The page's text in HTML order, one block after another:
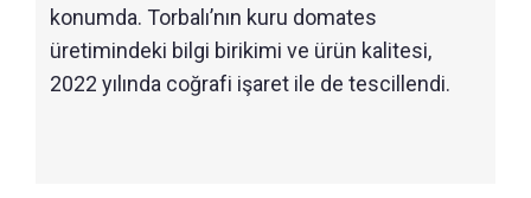
konumda. Torbalı’nın kuru domates
üretimindeki bilgi birikimi ve ürün kalitesi,
2022 yılında coğrafi işaret ile de tescillendi.